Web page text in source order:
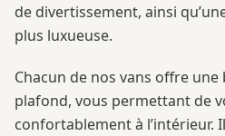
de divertissement, ainsi
plus luxueuse.
Chacun de nos vans offre
plafond, vous permettant de
confortablement à l’intérieur.